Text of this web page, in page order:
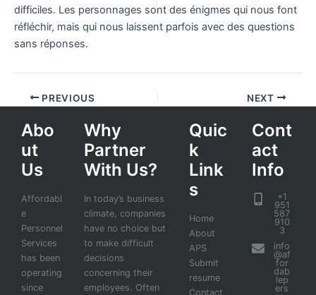
difficiles. Les personnages sont des énigmes qui nous font
réfléchir, mais qui nous laissent parfois avec des questions
sans réponses.
PREVIOUS NEXT
Abo
ut
Us
Affordabl
e
Personnel
Services
has been
operating
since
Why
Partner
With Us?
In today’s business
climate, companies
have no choice but
to make difficult
decisions
concerning their
employees. Often
Quic
k
Link
s
Home
About
APS
Submit
resume
Contact
Cont
act
Info
+1
951
587
910
3
info
@af
for
dab
lep
ers